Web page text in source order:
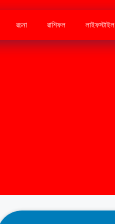
রচনা রাশিফল লাইফস্টাইল